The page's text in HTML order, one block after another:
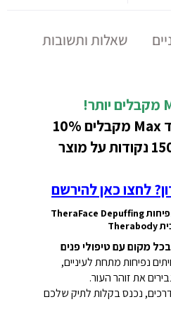
שאלות ותשובות
חברי מועדון במעמד Max מקבלים 10%
הנחה בתמורה ל-1500 נקודות על מוצר
לחצו כאן להירשם
מכשיר עיסוי להפחתת נפיחות TheraFace Depuffing
מקום עם טיפולי פנים
נפיחות מתחת לעיניים,
את זוהר העור.
נכנס בקלות לתיק שלכם